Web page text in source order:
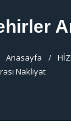
Anasayfa
Nakliyat